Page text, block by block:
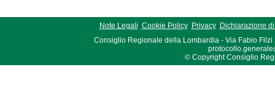
Note Legali Cookie Policy Privacy
Dichiarazione
Consiglio Regionale della Lombardia - Via Fabio Filzi
© Copyright Consiglio